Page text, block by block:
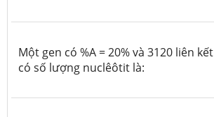
Một gen có %A = 20% và 3120 liên
có số lượng nuclêôtit là: